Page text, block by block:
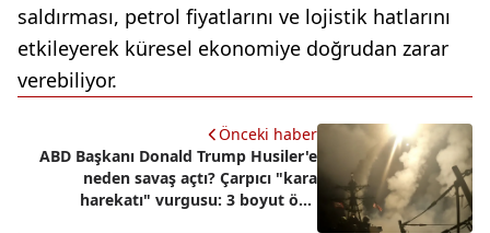
saldırması, petrol fiyatlarını ve lojistik hatlarını
etkileyerek küresel ekonomiye doğrudan zarar
verebiliyor.
Önceki haber
ABD Başkanı Donald Trump Husiler'e
neden savaş açtı? Çarpıcı "kara
harekatı" vurgusu: 3 boyut öne